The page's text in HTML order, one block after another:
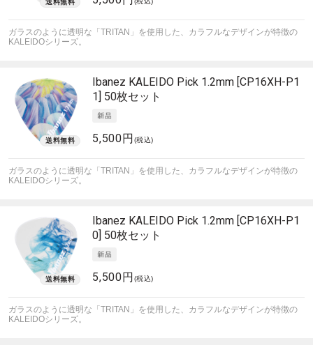
ガラスのように透明な「TRITAN」を使用した、カラフルなデザインが特徴の
KALEIDOシリーズ。
Ibanez KALEIDO Pick 1.2mm [CP16XH-P1
1] 50枚セット
5,500円 (税込)
ガラスのように透明な「TRITAN」を使用した、カラフルなデザインが特徴の
KALEIDOシリーズ。
Ibanez KALEIDO Pick 1.2mm [CP16XH-P1
0] 50枚セット
5,500円 (税込)
ガラスのように透明な「TRITAN」を使用した、カラフルなデザインが特徴の
KALEIDOシリーズ。